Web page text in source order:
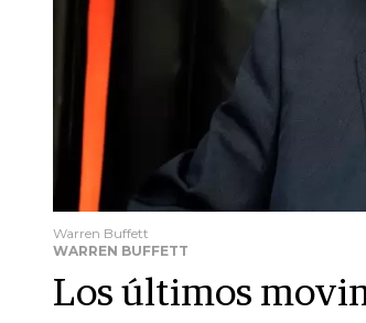
Warren Buffett
WARREN BUFFETT
Los últimos